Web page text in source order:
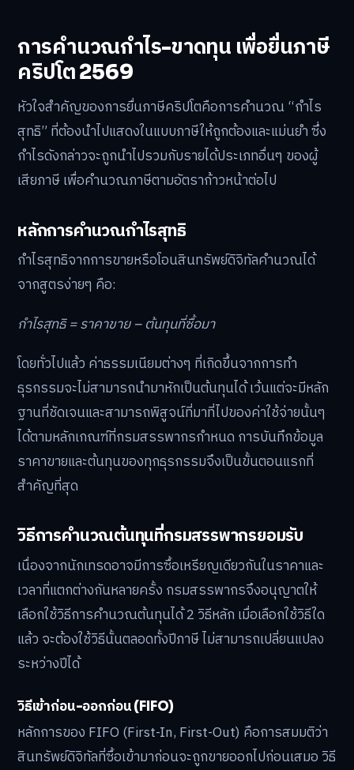
การคำนวณกำไร-ขาดทุน เพื่อยื่นภาษี
คริปโต 2569
หัวใจสำคัญของการยื่นภาษีคริปโตคือการคำนวณ “กำไร
สุทธิ” ที่ต้องนำไปแสดงในแบบภาษีให้ถูกต้องและแม่นยำ ซึ่ง
กำไรดังกล่าวจะถูกนำไปรวมกับรายได้ประเภทอื่นๆ ของผู้
เสียภาษี เพื่อคำนวณภาษีตามอัตราก้าวหน้าต่อไป
หลักการคำนวณกำไรสุทธิ
กำไรสุทธิจากการขายหรือโอนสินทรัพย์ดิจิทัลคำนวณได้
จากสูตรง่ายๆ คือ:
กำไรสุทธิ = ราคาขาย – ต้นทุนที่ซื้อมา
โดยทั่วไปแล้ว ค่าธรรมเนียมต่างๆ ที่เกิดขึ้นจากการทำ
ธุรกรรมจะไม่สามารถนำมาหักเป็นต้นทุนได้ เว้นแต่จะมีหลัก
ฐานที่ชัดเจนและสามารถพิสูจน์ที่มาที่ไปของค่าใช้จ่ายนั้นๆ
ได้ตามหลักเกณฑ์ที่กรมสรรพากรกำหนด การบันทึกข้อมูล
ราคาขายและต้นทุนของทุกธุรกรรมจึงเป็นขั้นตอนแรกที่
สำคัญที่สุด
วิธีการคำนวณต้นทุนที่กรมสรรพากรยอมรับ
เนื่องจากนักเทรดอาจมีการซื้อเหรียญเดียวกันในราคาและ
เวลาที่แตกต่างกันหลายครั้ง กรมสรรพากรจึงอนุญาตให้
เลือกใช้วิธีการคำนวณต้นทุนได้ 2 วิธีหลัก เมื่อเลือกใช้วิธีใด
แล้ว จะต้องใช้วิธีนั้นตลอดทั้งปีภาษี ไม่สามารถเปลี่ยนแปลง
ระหว่างปีได้
วิธีเข้าก่อน-ออกก่อน (FIFO)
หลักการของ FIFO (First-In, First-Out) คือการสมมติว่า
สินทรัพย์ดิจิทัลที่ซื้อเข้ามาก่อนจะถูกขายออกไปก่อนเสมอ วิธี